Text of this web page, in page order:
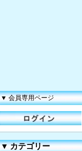
▼ 会員専用ページ
▼カテゴリー